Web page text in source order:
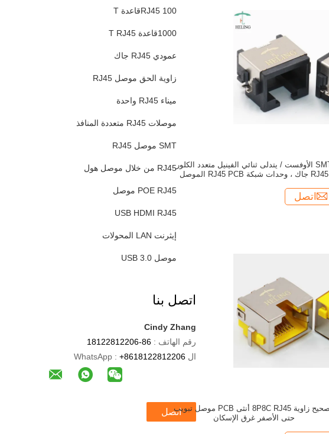
RJ45 100قاعدة T
1000قاعدة T RJ45
عمودي RJ45 جاك
زاوية الحق موصل RJ45
ميناء RJ45 واحدة
موصلات RJ45 متعددة المنافذ
SMT موصل RJ45
RJ45 من خلال موصل هول
POE RJ45 موصل
USB HDMI RJ45
إيثرنت LAN المحولات
موصل USB 3.0
اتصل بنا
Cindy Zhang
رقم الهاتف :
ال WhatsApp : +8618122812206
اتصل
SMT الأوفست / يتدلى ثنائي الفينيل متعدد الكلور
RJ45 جاك ، وحدات شبكة RJ45 PCB الموصل
اتصل
الصحيح زاوية 8P8C RJ45 أنثى PCB موصل تبويب
حتى الأصفر غرق الإسكان